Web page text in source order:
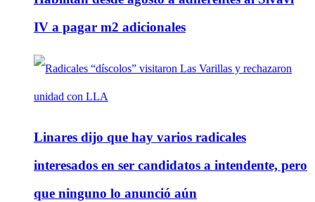
IV a pagar m2 adicionales
Linares dijo que hay varios radicales
interesados en ser candidatos a intendente, pero
que ninguno lo anunció aún